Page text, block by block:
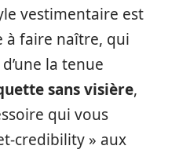
vestimentaire est
à faire naître, qui
la tenue
sans visière,
qui vous
credibility » aux